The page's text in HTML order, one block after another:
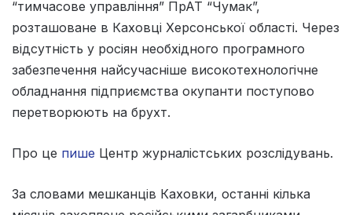
“тимчасове управління” ПрАТ “Чумак”,
розташоване в Каховці Херсонської області. Через
відсутність у росіян необхідного програмного
забезпечення найсучасніше високотехнологічне
обладнання підприємства окупанти поступово
перетворюють на брухт.
Про це пише Центр журналістських розслідувань.
За словами мешканців Каховки, останні кілька